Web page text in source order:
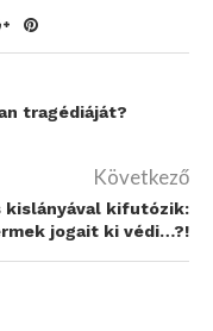
tragédiáját?
Következő
kislányával kifutózik:
jogait ki védi…?!